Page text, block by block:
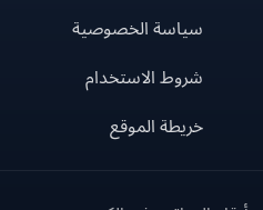
سياسة الخصوصية
شروط الاستخدام
خريطة الموقع